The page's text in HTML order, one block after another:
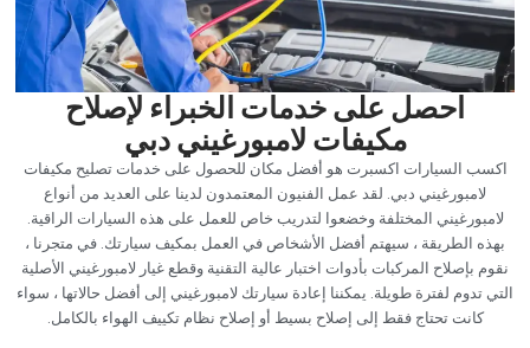
‏احصل على خدمات الخبراء لإصلاح
مكيفات لامبورغيني دبي‏
‏اكسب السيارات اكسبرت هو أفضل مكان للحصول على خدمات تصليح مكيفات
لامبورغيني دبي. لقد عمل الفنيون المعتمدون لدينا على العديد من أنواع
لامبورغيني المختلفة وخضعوا لتدريب خاص للعمل على هذه السيارات الراقية.
بهذه الطريقة ، سيهتم أفضل الأشخاص في العمل بمكيف سيارتك. في متجرنا ،
نقوم بإصلاح المركبات بأدوات اختبار عالية التقنية وقطع غيار لامبورغيني الأصلية
التي تدوم لفترة طويلة. يمكننا إعادة سيارتك لامبورغيني إلى أفضل حالاتها ، سواء
كانت تحتاج فقط إلى إصلاح بسيط أو إصلاح نظام تكييف الهواء بالكامل.‏